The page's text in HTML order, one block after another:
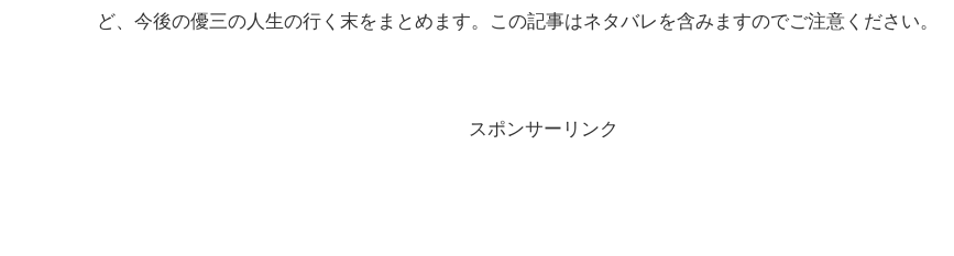
ど、今後の優三の人生の行く末をまとめます。この記事はネタバレを含みますのでご注意ください。
スポンサーリンク